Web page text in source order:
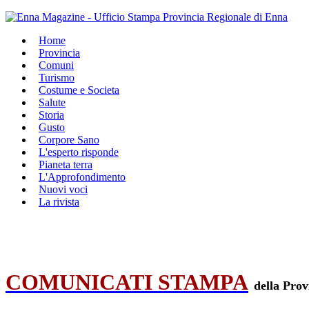
Home
Provincia
Comuni
Turismo
Costume e Societa
Salute
Storia
Gusto
Corpore Sano
L'esperto risponde
Pianeta terra
L'Approfondimento
Nuovi voci
La rivista
COMUNICATI STAMPA della